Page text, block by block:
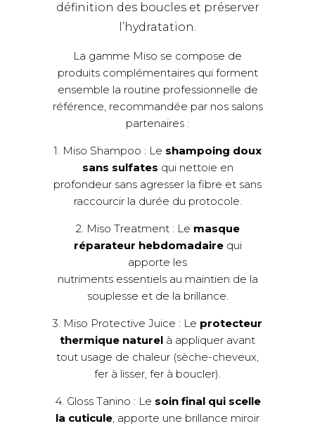
définition des boucles et préserver
l’hydratation.
La gamme Miso se compose de
produits complémentaires qui forment
ensemble la routine professionnelle de
référence, recommandée par nos salons
partenaires :
1. Miso Shampoo : Le shampoing doux
sans sulfates qui nettoie en
profondeur sans agresser la fibre et sans
raccourcir la durée du protocole.
2. Miso Treatment : Le masque
réparateur hebdomadairequi
apporte les
nutriments essentiels au maintien de la
souplesse et de la brillance.
3. Miso Protective Juice : Le protecteur
thermique naturel à appliquer avant
tout usage de chaleur (sèche-cheveux,
fer à lisser, fer à boucler).
4. Gloss Tanino : Le soin final qui scelle
la cuticule, apporte une brillance miroir